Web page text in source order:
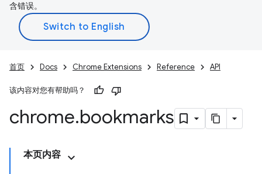
含错误。
首页 Docs Chrome Extensions Reference API
该内容对您有帮助吗？
chrome.bookmarks
本页内容